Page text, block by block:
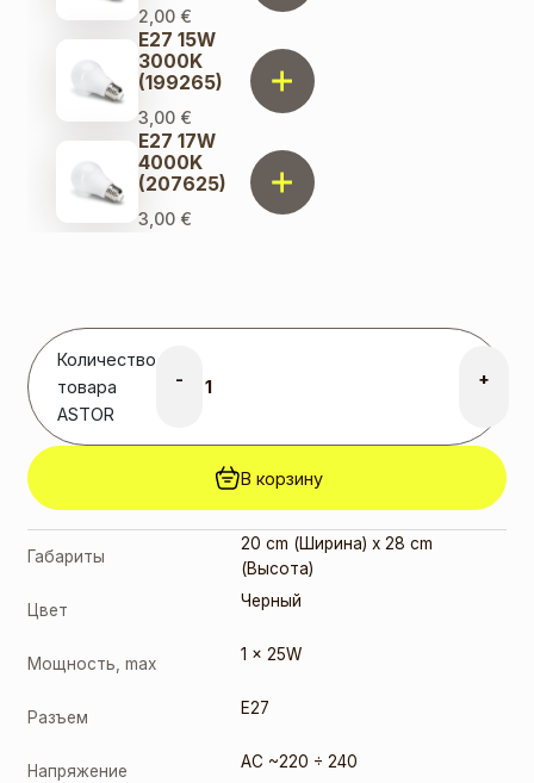
2,00 €
E27 15W
3000K
(199265)
3,00 €
E27 17W
4000K
(207625)
3,00 €
E27 8W
2200K
E27 G45
9W 3000K
(217167)
2,00
Количество
товара
ASTOR
- +
В корзину
Габариты
20 cm (Ширина) x 28 cm
(Высота)
Цвет Черный
Мощность, max 1 x 25W
Разъем E27
Напряжение AC ~220 ÷ 240